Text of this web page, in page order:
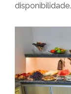
disponibilidade.